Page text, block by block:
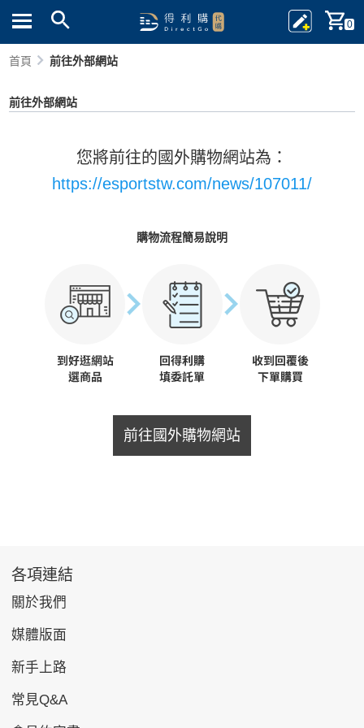
0
首頁 前往外部網站
前往外部網站
您將前往的國外購物網站為：
https://esportstw.com/news/107011/
購物流程簡易說明
前往國外購物網站
各項連結
關於我們
媒體版面
新手上路
常見Q&A